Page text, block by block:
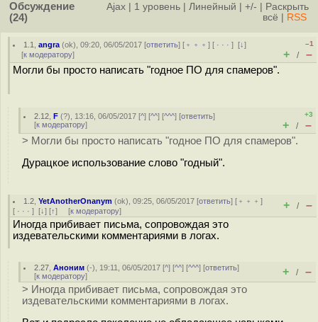
Обсуждение
(24)
Ajax 1 уровень Линейный +/-
Раскрыть
всё
RSS
1.1 ,angra (ok), 09:20, 06/05/2017 [ответить] [ ﹢﹢﹢] [ · · ·][↓]
[к модератору]
–1
+ / –
Могли бы просто написать "годное ПО для спамеров".
2.12 ,F (?), 13:16, 06/05/2017 [^] [^^] [^^^] [ответить]
[к модератору]
+3
+ / –
> Могли бы просто написать "годное ПО для спамеров".
Дурацкое использование слово "годный".
1.2 ,YetAnotherOnanym (ok), 09:25, 06/05/2017 [ответить] [ ﹢﹢﹢]
[ · · · ] [↓] [↑] [к модератору] + / –
Иногда прибивает письма, сопровождая это
издевательскими комментариями в логах.
2.27 ,Аноним (-), 19:11, 06/05/2017 [^] [^^] [^^^] [ответить]
[к модератору] + / –
> Иногда прибивает письма, сопровождая это
издевательскими комментариями в логах.